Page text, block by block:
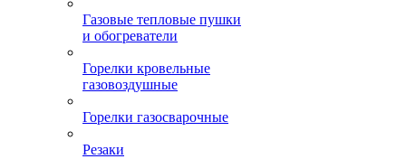
Газовые тепловые пушки
и обогреватели
Горелки кровельные
газовоздушные
Горелки газосварочные
Резаки